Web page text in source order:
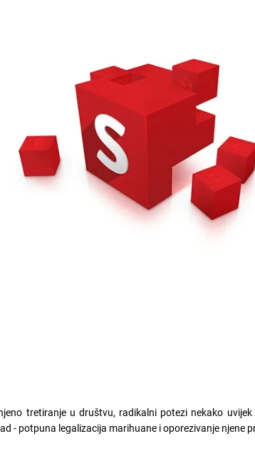
tretiranje u društvu, radikalni potezi nekako
- potpuna legalizacija marihuane i oporezivanje njene